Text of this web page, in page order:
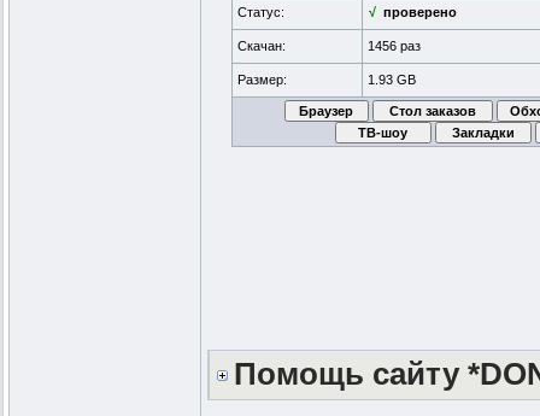
Статус: √ проверено
Скачан: 1456 раз
Размер: 1.93 GB
Помощь сайту